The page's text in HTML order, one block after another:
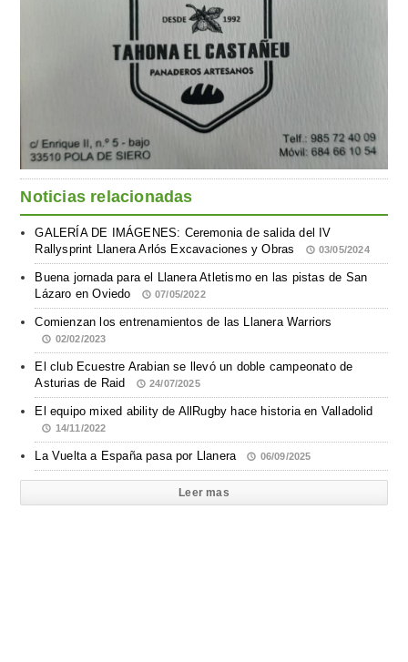
Noticias relacionadas
GALERÍA DE IMÁGENES: Ceremonia de salida del IV
Rallysprint Llanera Arlós Excavaciones y Obras
03/05/2024
Buena jornada para el Llanera Atletismo en las pistas de San
Lázaro en Oviedo
07/05/2022
Comienzan los entrenamientos de las Llanera Warriors
02/02/2023
El club Ecuestre Arabian se llevó un doble campeonato de
Asturias de Raid
24/07/2025
El equipo mixed ability de AllRugby hace historia en Valladolid
14/11/2022
La Vuelta a España pasa por Llanera 06/09/2025
Leer mas